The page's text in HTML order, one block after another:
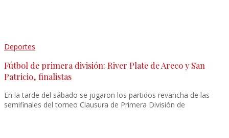
Deportes
Fútbol de primera división: River Plate de Areco y San
Patricio, finalistas
En la tarde del sábado se jugaron los partidos revancha de las
semifinales del torneo Clausura de Primera División de